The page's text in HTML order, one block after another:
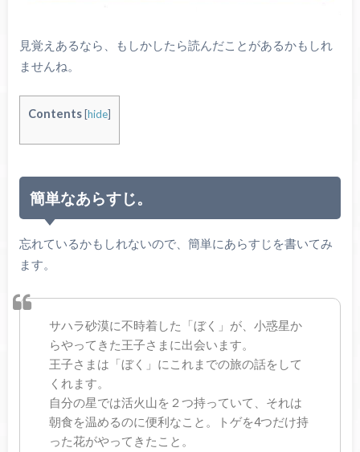
見覚えあるなら、もしかしたら読んだことがあるかもしれ
ませんね。
Contents [hide]
簡単なあらすじ。
忘れているかもしれないので、簡単にあらすじを書いてみ
ます。
サハラ砂漠に不時着した「ぼく」が、小惑星か
らやってきた王子さまに出会います。
王子さまは「ぼく」にこれまでの旅の話をして
くれます。
自分の星では活火山を２つ持っていて、それは
朝食を温めるのに便利なこと。トゲを4つだけ持
った花がやってきたこと。